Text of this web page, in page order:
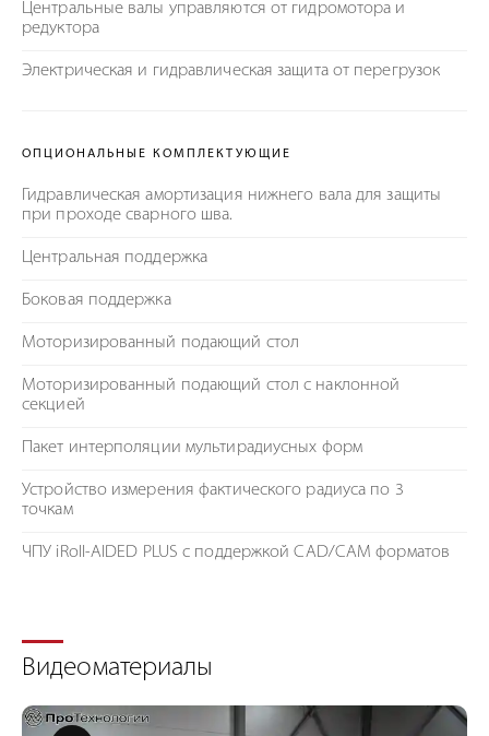
Центральные валы управляются от гидромотора и
редуктора
Электрическая и гидравлическая защита от перегрузок
ОПЦИОНАЛЬНЫЕ КОМПЛЕКТУЮЩИЕ
Гидравлическая амортизация нижнего вала для защиты
при проходе сварного шва.
Центральная поддержка
Боковая поддержка
Моторизированный подающий стол
Моторизированный подающий стол с наклонной
секцией
Пакет интерполяции мультирадиусных форм
Устройство измерения фактического радиуса по 3
точкам
ЧПУ iRoll-AIDED PLUS c поддержкой CAD/CAM форматов
Видеоматериалы